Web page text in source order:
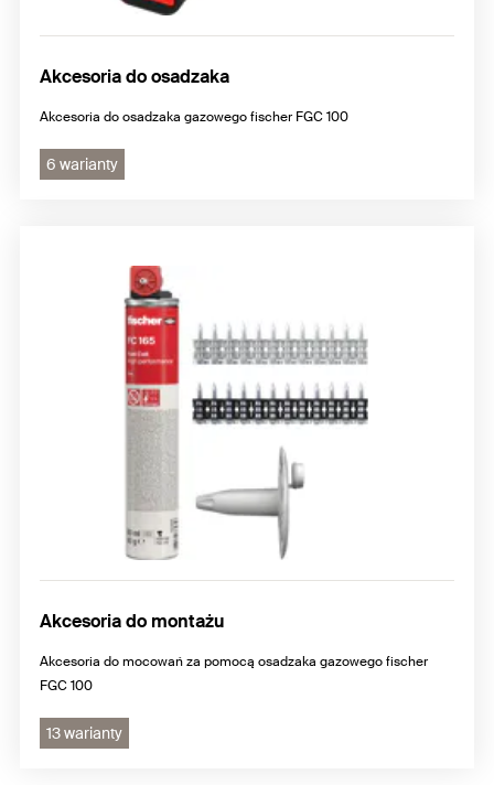
Akcesoria do osadzaka
Akcesoria do osadzaka gazowego fischer FGC 100
6 warianty
Akcesoria do montażu
Akcesoria do mocowań za pomocą osadzaka gazowego fischer
FGC 100
13 warianty